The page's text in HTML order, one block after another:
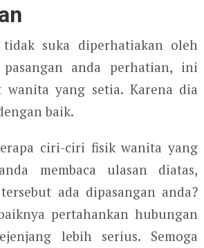
suka diperhatiakan oleh
pasangan anda perhatian, ini
wanita yang setia. Karena dia
baik.
ciri-ciri fisik wanita yang
membaca ulasan diatas,
ada dipasangan anda?
pertahankan hubungan
lebih serius. Semoga